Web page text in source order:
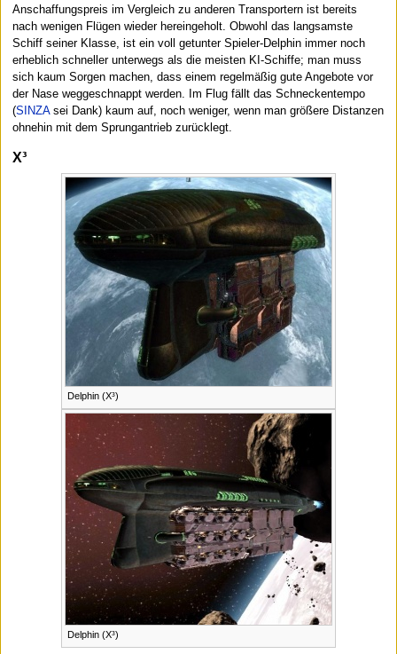
Anschaffungspreis im Vergleich zu anderen Transportern ist bereits
nach wenigen Flügen wieder hereingeholt. Obwohl das langsamste
Schiff seiner Klasse, ist ein voll getunter Spieler-Delphin immer noch
erheblich schneller unterwegs als die meisten KI-Schiffe; man muss
sich kaum Sorgen machen, dass einem regelmäßig gute Angebote vor
der Nase weggeschnappt werden. Im Flug fällt das Schneckentempo
(SINZAsei Dank) kaum auf, noch weniger, wenn man größere Distanzen
ohnehin mit dem Sprungantrieb zurücklegt.
X³
Delphin (X³)
Delphin (X³)